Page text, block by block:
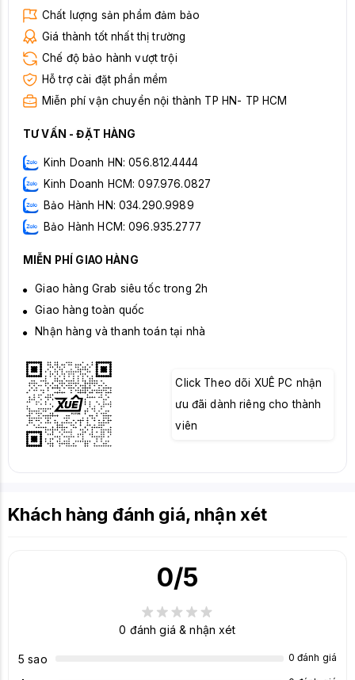
Chất lượng sản phẩm đảm bảo
Giá thành tốt nhất thị trường
Chế độ bảo hành vượt trội
Hỗ trợ cài đặt phần mềm
Miễn phí vận chuyển nội thành TP HN- TP HCM
TƯ VẤN - ĐẶT HÀNG
Kinh Doanh HN: 056.812.4444
Kinh Doanh HCM: 097.976.0827
Bảo Hành HN: 034.290.9989
Bảo Hành HCM: 096.935.2777
MIỄN PHÍ GIAO HÀNG
Giao hàng Grab siêu tốc trong 2h
Giao hàng toàn quốc
Nhận hàng và thanh toán tại nhà
Click Theo dõi XUÊ PC nhận
ưu đãi dành riêng cho thành
viên
Khách hàng đánh giá, nhận xét
0/5
0 đánh giá & nhận xét
5 sao 0 đánh giá